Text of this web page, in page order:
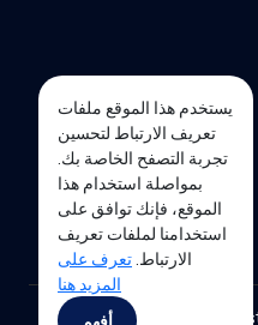
يستخدم هذا الموقع ملفات
تعريف الارتباط لتحسين
تجربة التصفح الخاصة بك.
بمواصلة استخدام هذا
الموقع، فإنك توافق على
استخدامنا لملفات تعريف
الارتباط.تعرف على
المزيد هنا
Copyright ©2025